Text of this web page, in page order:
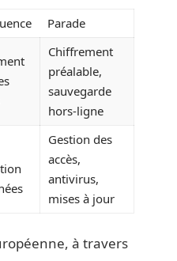
Parade
Chiffrement
préalable,
sauvegarde
hors-ligne
Gestion des
accès,
antivirus,
mises à jour
à travers